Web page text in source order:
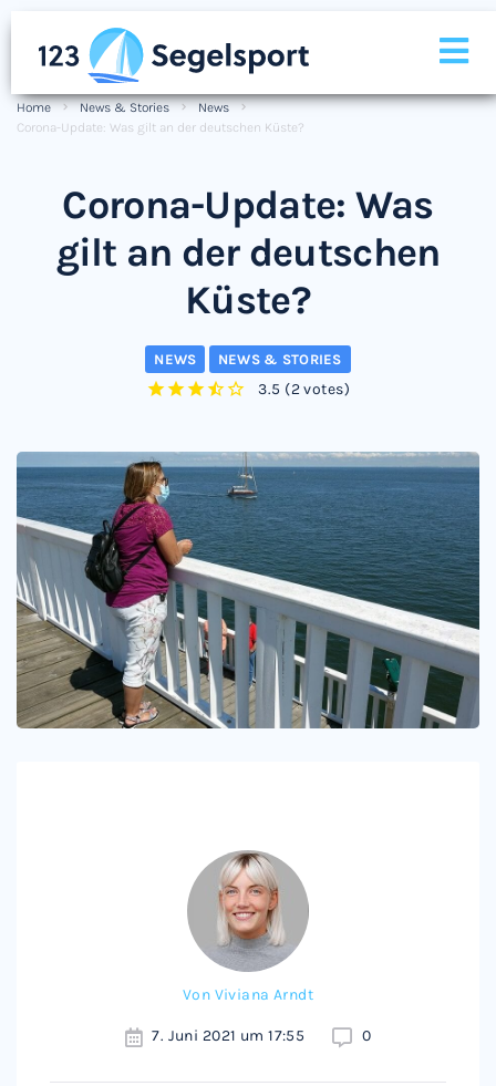
Home News & Stories
News
Corona-Update: Was gilt an der deutschen Küste?
Corona-Update: Was
gilt an der deutschen
Küste?
NEWS NEWS & STORIES
3.5 (2 votes)
Von Viviana Arndt
7. Juni 2021 um 17:55 0